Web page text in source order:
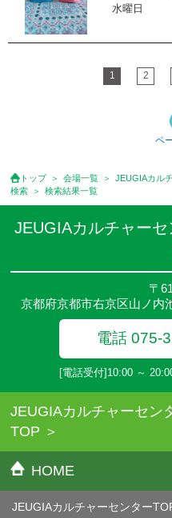
水曜日
1 2
ペ
トップ 会場一覧 JEUGIAカル
検索
検索結果一覧
JEUGIAカルチャー
〒
京都府京都市右京区山ノ
電話 075-
[電話受付]10:00 ～
JEUGIAカルチャーセン
TOP
HOME
JEUGIAカルチャーセンター